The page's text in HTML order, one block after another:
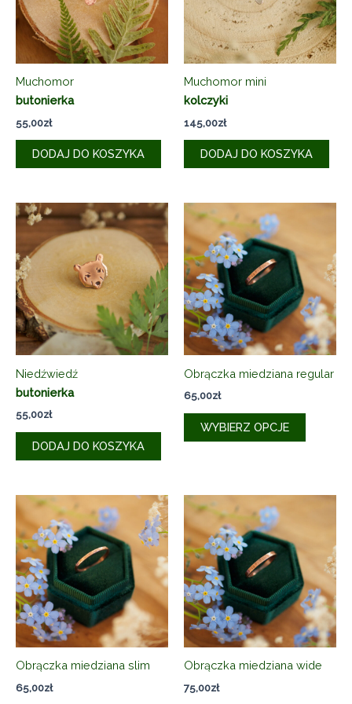
Muchomor
butonierka
55,00zł
DODAJ DO KOSZYKA
Muchomor mini
kolczyki
145,00zł
DODAJ DO KOSZYKA
Niedźwiedź
butonierka
55,00zł
DODAJ DO KOSZYKA
Obrączka miedziana regular
65,00zł
WYBIERZ OPCJE
Ten
wybrać
stronie
produktu
Obrączka miedziana slim
65,00zł
Obrączka miedziana wide
75,00zł